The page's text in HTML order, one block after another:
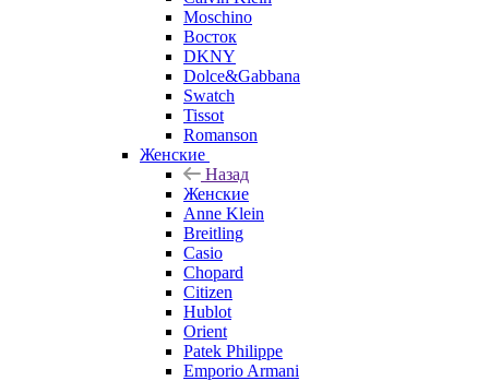
Moschino
Восток
DKNY
Dolce&Gabbana
Swatch
Tissot
Romanson
Женские
Назад
Женские
Anne Klein
Breitling
Casio
Chopard
Citizen
Hublot
Orient
Patek Philippe
Emporio Armani